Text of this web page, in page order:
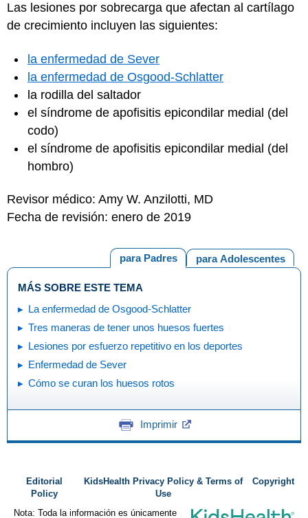
Las lesiones por sobrecarga que afectan al cartílago
de crecimiento incluyen las siguientes:
la enfermedad de Sever
la enfermedad de Osgood-Schlatter
la rodilla del saltador
el síndrome de apofisitis epicondilar medial (del
codo)
el síndrome de apofisitis epicondilar medial (del
hombro)
Revisor médico: Amy W. Anzilotti, MD
Fecha de revisión: enero de 2019
para Adolescentes
para Padres
MÁS SOBRE ESTE TEMA
La enfermedad de Osgood-Schlatter
Tres maneras de tener unos huesos fuertes
Lesiones por esfuerzo repetitivo en los deportes
Enfermedad de Sever
Cómo se curan los huesos rotos
Imprimir
Editorial
Policy
KidsHealth Privacy Policy & Terms of
Use
Copyright
Nota: Toda la información es únicamente